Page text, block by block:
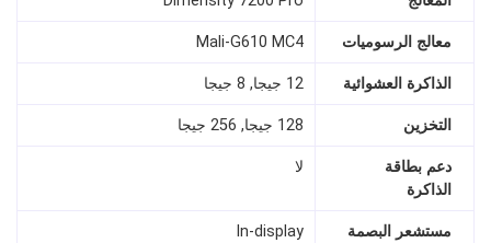
معالج الرسوميات Mali-G610 MC4
الذاكرة العشوائية 12 جيجا, 8 جيجا
التخزين 128 جيجا, 256 جيجا
دعم بطاقة
الذاكرة
لا
مستشعر البصمة In‑display